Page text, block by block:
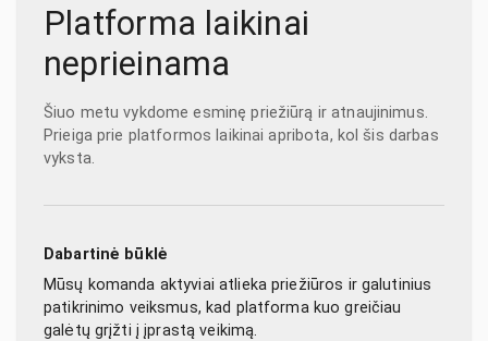
Platforma laikinai
neprieinama
Šiuo metu vykdome esminę priežiūrą ir atnaujinimus.
Prieiga prie platformos laikinai apribota, kol šis darbas
vyksta.
Dabartinė būklė
Mūsų komanda aktyviai atlieka priežiūros ir galutinius
patikrinimo veiksmus, kad platforma kuo greičiau
galėtų grįžti į įprastą veikimą.